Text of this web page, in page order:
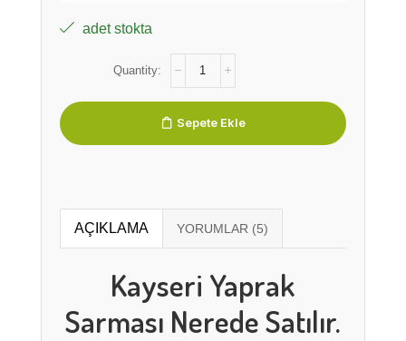
adet stokta
Sepete Ekle
AÇIKLAMA
Kayseri Yaprak
Sarması Nerede Satılır.